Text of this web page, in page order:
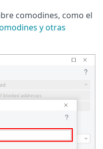
comodines, como el
y otras